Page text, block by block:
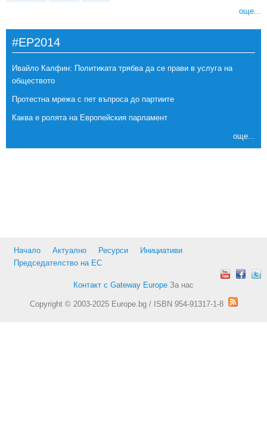
още...
#EP2014
Ивайло Калфин: Политиката трябва да се прави в услуга на
обществото
Протестна мрежа с пет въпроса до партиите
Каква е ролята на Европейския парламент
още...
Начало Актуално Ресурси
Инициативи
Председателство на ЕС
Контакт с Gateway Europe За нас
Copyright © 2003-2025 Europe.bg / ISBN 954-91317-1-8